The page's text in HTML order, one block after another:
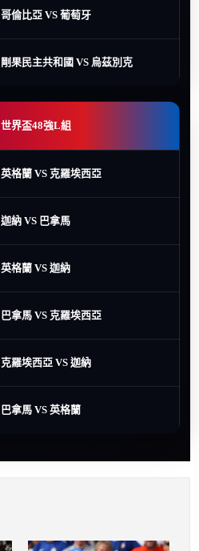
哥倫比亞 VS 葡萄牙
剛果民主共和國 VS 烏茲別克
世界盃48強L組
英格蘭 VS 克羅埃西亞
迦納 VS 巴拿馬
英格蘭 VS 迦納
巴拿馬 VS 克羅埃西亞
克羅埃西亞 VS 迦納
巴拿馬 VS 英格蘭